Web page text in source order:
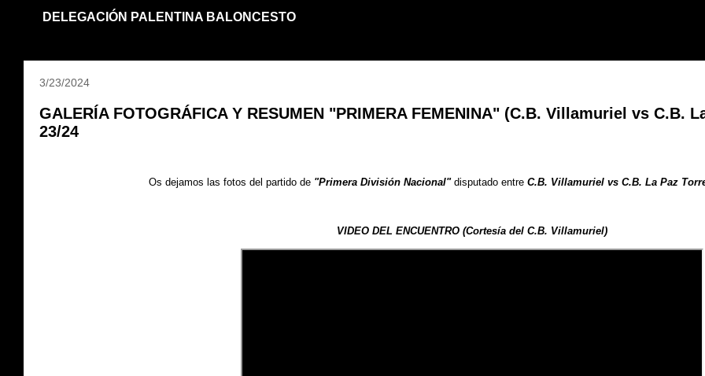
DELEGACIÓN PALENTINA BALONCESTO
3/23/2024
GALERÍA FOTOGRÁFICA Y RESUMEN "PRIMERA FEMENINA" (C.B. Villamuriel vs C.B.
23/24
Os dejamos las fotos del partido de "Primera División Nacional"disputado entre C.B. Villamuriel vs C.B. La Paz
VIDEO DEL ENCUENTRO (Cortesía del C.B. Villamuriel)